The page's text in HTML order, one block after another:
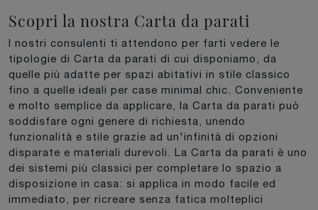
Scopri la nostra Carta da parati
I nostri consulenti ti attendono per farti vedere le
tipologie di Carta da parati di cui disponiamo, da
quelle più adatte per spazi abitativi in stile classico
fino a quelle ideali per case minimal chic. Conveniente
e molto semplice da applicare, la Carta da parati può
soddisfare ogni genere di richiesta, unendo
funzionalità e stile grazie ad un'infinità di opzioni
disparate e materiali durevoli. La Carta da parati è uno
dei sistemi più classici per completare lo spazio a
disposizione in casa: si applica in modo facile ed
immediato, per ricreare senza fatica molteplici